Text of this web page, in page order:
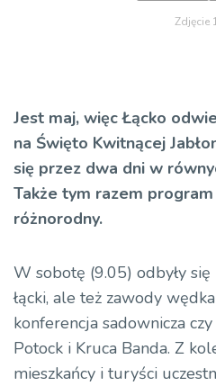
Zdjęcie
Jest maj, więc Łącko
na Święto Kwitnącej
się przez dwa dni w
Także tym razem
różnorodny.
W sobotę (9.05) odbyły
łącki, ale też zawody
konferencja sadownicza
Potock i Kruca Banda. Z
mieszkańcy i turyści